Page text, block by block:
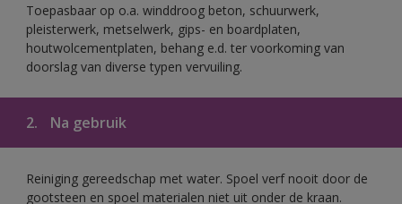
Toepasbaar op o.a. winddroog beton, schuurwerk,
pleisterwerk, metselwerk, gips- en boardplaten,
houtwolcementplaten, behang e.d. ter voorkoming van
doorslag van diverse typen vervuiling.
2. Na gebruik
Reiniging gereedschap met water. Spoel verf nooit door de
gootsteen en spoel materialen niet uit onder de kraan.